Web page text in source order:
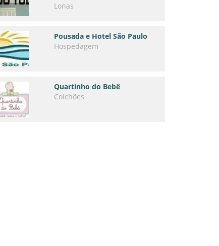
Lonas
Pousada e Hotel São Paulo
Hospedagem
Quartinho do Bebê
Colchões